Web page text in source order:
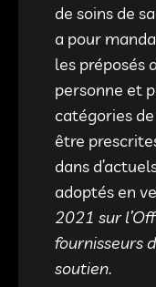
de soins de
a pour
les préposés
personne et
catégories
être
dans
adoptés en
2021 sur
fournisseurs
soutien.